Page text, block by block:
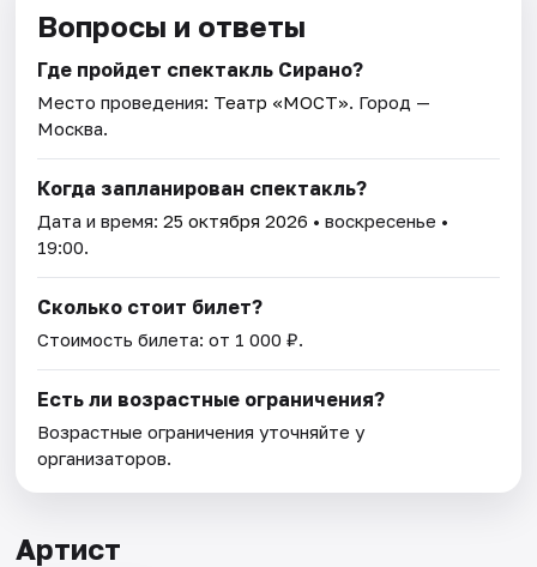
Вопросы и ответы
Где пройдет спектакль Сирано?
Место проведения: Театр «МОСТ». Город —
Москва.
Когда запланирован спектакль?
Дата и время:25 октября 2026 • воскресенье •
19:00.
Сколько стоит билет?
Стоимость билета: от 1 000 ₽.
Есть ли возрастные ограничения?
Возрастные ограничения уточняйте у
организаторов.
Артист